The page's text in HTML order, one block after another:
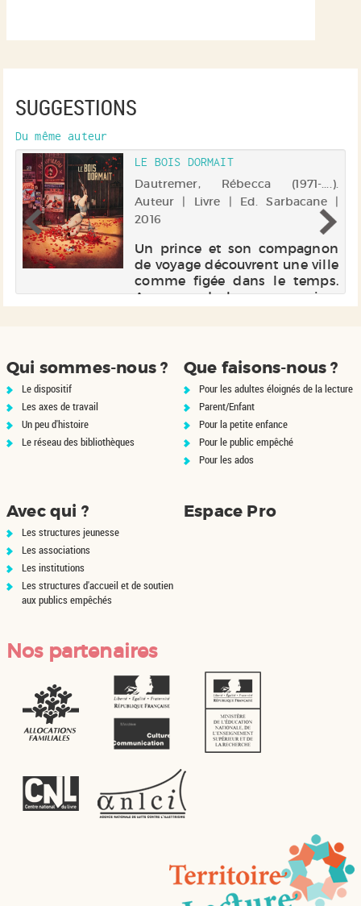
SUGGESTIONS
Du même auteur
LE BOIS DORMAIT
Dautremer, Rébecca (1971-....).
Auteur | Livre | Ed. Sarbacane |
2016
Un prince et son compagnon
de voyage découvrent une ville
comme figée dans le temps.
Au cours de leur progression,
Bois dormant.
Qui sommes-nous ?
Le dispositif
Les axes de travail
Un peu d'histoire
Le réseau des bibliothèques
Que faisons-nous ?
Pour les adultes éloignés de la lecture
Parent/Enfant
Pour la petite enfance
Pour le public empêché
Pour les ados
Avec qui ?
Les structures jeunesse
Les associations
Les institutions
Les structures d'accueil et de soutien
aux publics empêchés
Espace Pro
Nos partenaires